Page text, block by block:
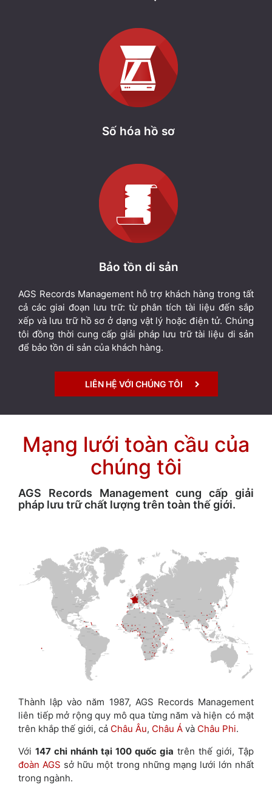
Số hóa hồ sơ
Bảo tồn di sản
AGS Records Management hỗ trợ khách hàng trong tất
cả các giai đoạn lưu trữ: từ phân tích tài liệu đến sắp
xếp và lưu trữ hồ sơ ở dạng vật lý hoặc điện tử. Chúng
tôi đồng thời cung cấp giải pháp lưu trữ tài liệu di sản
để bảo tồn di sản của khách hàng.
LIÊN HỆ VỚI CHÚNG TÔI
Mạng lưới toàn cầu của
chúng tôi
AGS Records Management cung cấp giải
pháp lưu trữ chất lượng trên toàn thế giới.
Thành lập vào năm 1987, AGS Records Management
liên tiếp mở rộng quy mô qua từng năm và hiện có mặt
trên khắp thế giới, cả Châu Âu, Châu Á và Châu Phi.
Với 147 chi nhánh tại 100 quốc gia trên thế giới, Tập
đoàn AGS sở hữu một trong những mạng lưới lớn nhất
trong ngành.